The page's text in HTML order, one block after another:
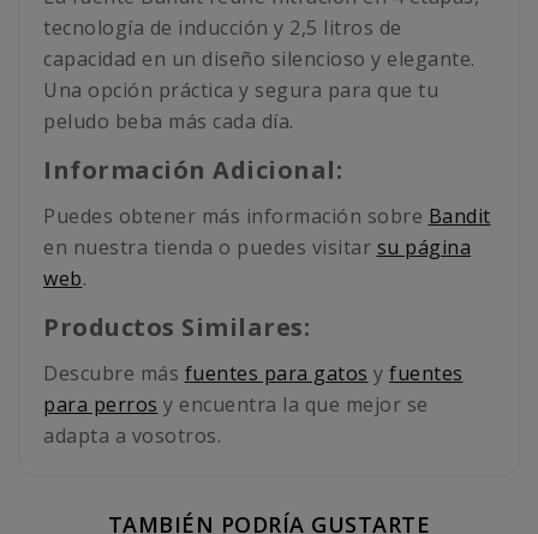
tecnología de inducción y 2,5 litros de
capacidad en un diseño silencioso y elegante.
Una opción práctica y segura para que tu
peludo beba más cada día.
Información Adicional:
Puedes obtener más información sobre Bandit
en nuestra tienda o puedes visitar su página
web.
Productos Similares:
Descubre más fuentes para gatos y fuentes
para perros y encuentra la que mejor se
adapta a vosotros.
TAMBIÉN PODRÍA GUSTARTE